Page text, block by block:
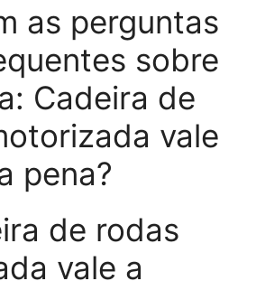
as perguntas
sobre
Cadeira de
vale
pena?
de rodas
vale a